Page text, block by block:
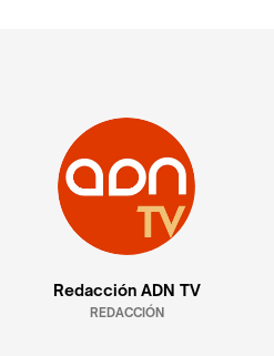
Redacción ADN TV
REDACCIÓN